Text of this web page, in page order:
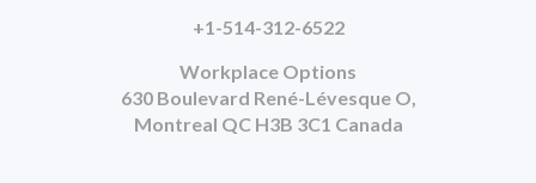
+1-514-312-6522
Workplace Options
630 Boulevard René-Lévesque O,
Montreal QC H3B 3C1 Canada